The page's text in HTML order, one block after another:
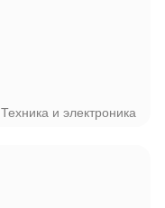
Техника и электроника